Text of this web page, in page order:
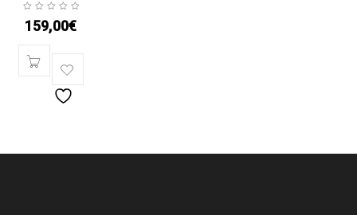
159,00€